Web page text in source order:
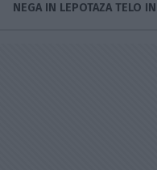
NEGA IN LEPOTAZA TELO